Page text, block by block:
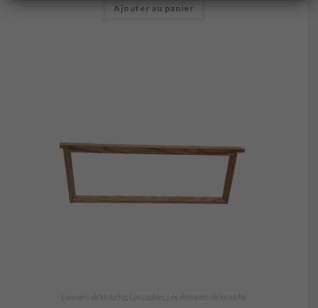
Ajouter au panier
L'univers de la ruche , Les cadres, Les éléments de la ruche